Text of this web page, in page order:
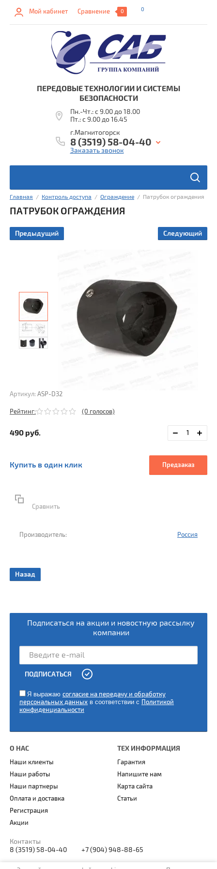
Мой кабинет Сравнение 0 0
ПЕРЕДОВЫЕ ТЕХНОЛОГИИ И СИСТЕМЫ
БЕЗОПАСНОСТИ
Пн.-Чт.: с 9.00 до 18.00
Пт.: с 9.00 до 16.45
г.Магнитогорск
8 (3519) 58-04-40
Заказать звонок
Главная
  /
Контроль доступа
  /
Ограждение
  /  Патрубок ограждения
ПАТРУБОК ОГРАЖДЕНИЯ
Предыдущий Следующий
Артикул: ASP-D32
Рейтинг: (0 голосов)
490 руб.
Купить в один клик Предзаказ
Сравнить
Производитель: Россия
Назад
Подписаться на акции и новостную рассылку
компании
Я выражаю согласие на передачу и обработку
персональных данных в соответствии с Политикой
конфиденциальности
ПОДПИСАТЬСЯ
О НАС
Наши клиенты
Наши работы
Наши партнеры
Оплата и доставка
Регистрация
Акции
ТЕХ ИНФОРМАЦИЯ
Гарантия
Напишите нам
Карта сайта
Статьи
Контакты
8 (3519) 58-04-40
+7 (904) 948-88-65